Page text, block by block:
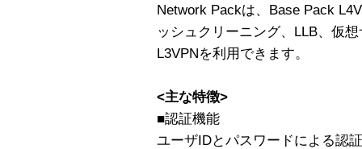
Network Packは、Base Pack
ッシュクリーニング、LLB、仮
L3VPNを利用できます。
<主な特徴>
■認証機能
ユーザIDとパスワードによる認